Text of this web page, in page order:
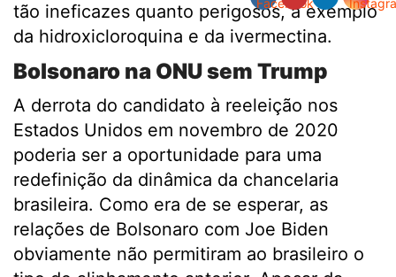
tão ineficazes quanto perigosos, a exemplo
da hidroxicloroquina e da ivermectina.
Bolsonaro na ONU sem Trump
A derrota do candidato à reeleição nos
Estados Unidos em novembro de 2020
poderia ser a oportunidade para uma
redefinição da dinâmica da chancelaria
brasileira. Como era de se esperar, as
relações de Bolsonaro com Joe Biden
obviamente não permitiram ao brasileiro o